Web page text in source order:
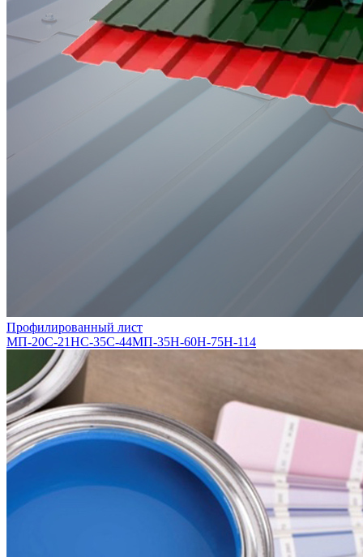
Профилированный лист
МП-20С-21НС-35С-44МП-35Н-60Н-75Н-114